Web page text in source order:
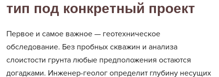
тип под конкретный проект
Первое и самое важное — геотехническое
обследование. Без пробных скважин и анализа
слоистости грунта любые предположения остаются
догадками. Инженер-геолог определит глубину несущих